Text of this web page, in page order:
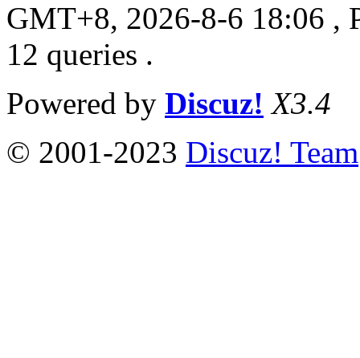
GMT+8, 2026-8-6 18:06 ,
12 queries .
Powered by Discuz! X3.4
© 2001-2023 Discuz! Team